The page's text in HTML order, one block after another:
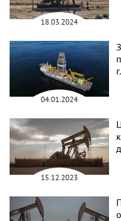
18.03.2024
04.01.2024
15.12.2023